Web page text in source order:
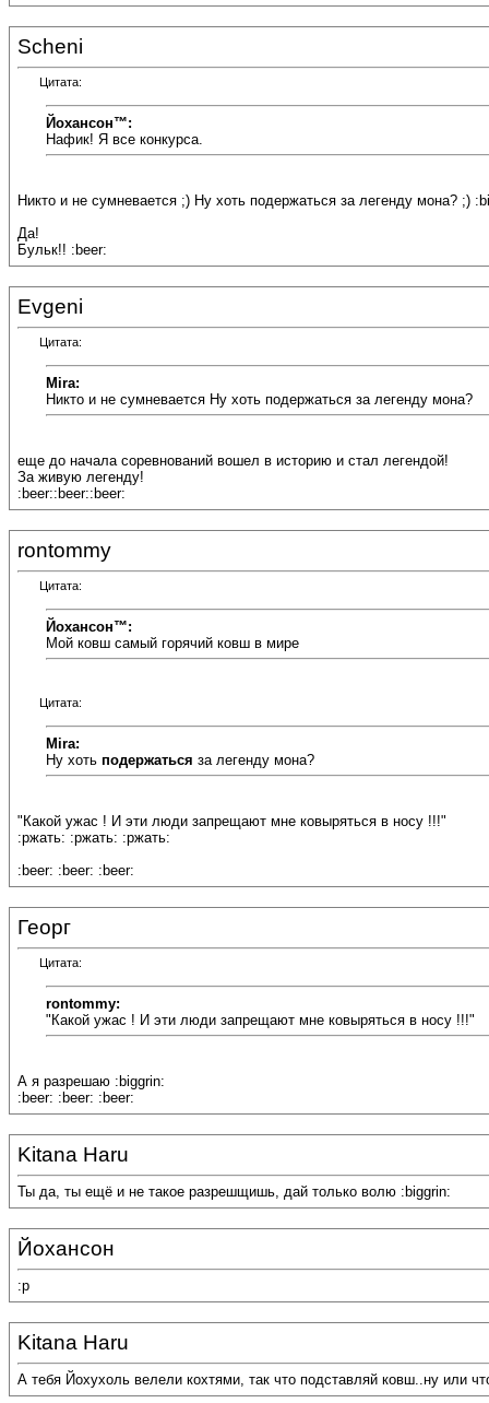
Scheni
Цитата:
Йохансон™:
Нафик! Я все конкурса.
Никто и не сумневается ;) Ну хоть подержаться за легенду мона? ;)
Да!
Бульк!! :beer:
Evgeni
Цитата:
Mira:
Никто и не сумневается Ну хоть подержаться за легенду мона?
еще до начала соревнований вошел в историю и стал легендой!
За живую легенду!
:beer::beer::beer:
rontommy
Цитата:
Йохансон™:
Мой ковш самый горячий ковш в мире
Цитата:
Mira:
Ну хоть подержаться за легенду мона?
"Какой ужас ! И эти люди запрещают мне ковыряться в носу !!!"
:ржать: :ржать: :ржать:
:beer: :beer: :beer:
Георг
Цитата:
rontommy:
"Какой ужас ! И эти люди запрещают мне ковыряться в носу !!!"
А я разрешаю :biggrin:
:beer: :beer: :beer:
Kitana Haru
Ты да, ты ещё и не такое разрешщишь, дай только волю :biggrin:
Йохансон
:p
Kitana Haru
А тебя Йохухоль велели кохтями, так что подставляй ковш..ну или